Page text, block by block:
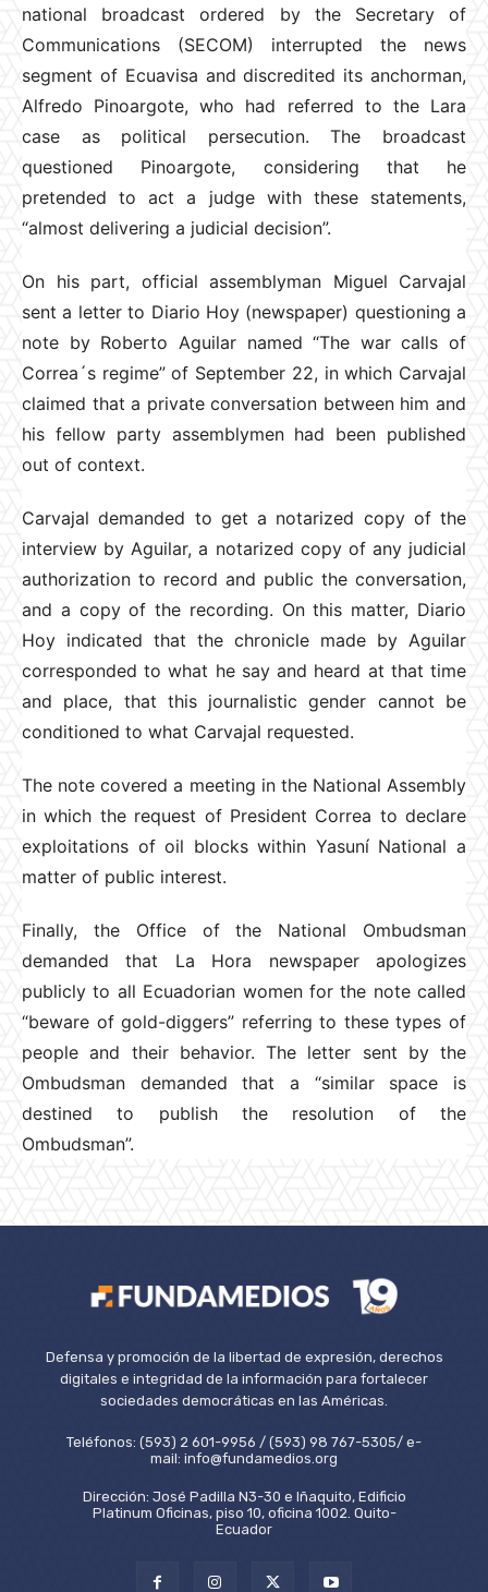
national broadcast ordered by the Secretary of
Communications (SECOM) interrupted the news
segment of Ecuavisa and discredited its anchorman,
Alfredo Pinoargote, who had referred to the Lara
case as political persecution. The broadcast
questioned Pinoargote, considering that he
pretended to act a judge with these statements,
“almost delivering a judicial decision”.
On his part, official assemblyman Miguel Carvajal
sent a letter to Diario Hoy (newspaper) questioning a
note by Roberto Aguilar named “The war calls of
Correa´s regime” of September 22, in which Carvajal
claimed that a private conversation between him and
his fellow party assemblymen had been published
out of context.
Carvajal demanded to get a notarized copy of the
interview by Aguilar, a notarized copy of any judicial
authorization to record and public the conversation,
and a copy of the recording. On this matter, Diario
Hoy indicated that the chronicle made by Aguilar
corresponded to what he say and heard at that time
and place, that this journalistic gender cannot be
conditioned to what Carvajal requested.
The note covered a meeting in the National Assembly
in which the request of President Correa to declare
exploitations of oil blocks within Yasuní National a
matter of public interest.
Finally, the Office of the National Ombudsman
demanded that La Hora newspaper apologizes
publicly to all Ecuadorian women for the note called
“beware of gold-diggers” referring to these types of
people and their behavior. The letter sent by the
Ombudsman demanded that a “similar space is
destined to publish the resolution of the
Ombudsman”.
Defensa y promoción de la libertad de expresión, derechos
digitales e integridad de la información para fortalecer
sociedades democráticas en las Américas.
Teléfonos: (593) 2 601-9956 / (593) 98 767-5305/ e-
mail: info@fundamedios.org
Dirección: José Padilla N3-30 e Iñaquito, Edificio
Platinum Oficinas, piso 10, oficina 1002. Quito-
Ecuador